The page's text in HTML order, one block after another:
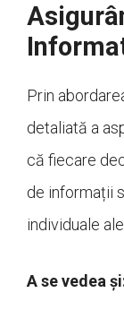
Prin
detaliată a
că fiecare
de informații
individuale
A se vedea